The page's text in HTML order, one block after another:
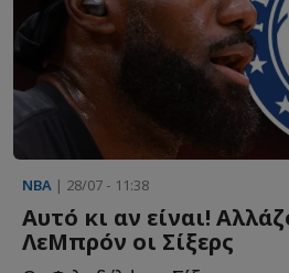
NBA | 28/07 - 11:38
Αυτό κι αν είναι!
ΛεΜπρόν οι Σίξερς